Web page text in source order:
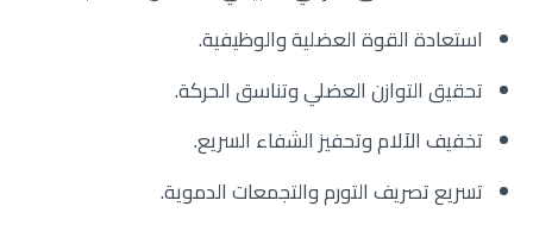
استعادة القوة العضلية والوظيفية.
تحقيق التوازن العضلي وتناسق الحركة.
تخفيف الآلام وتحفيز الشفاء السريع.
تسريع تصريف التورم والتجمعات الدموية.